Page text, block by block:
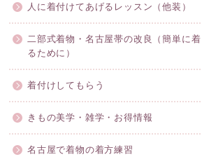
人に着付けてあげるレッスン（他装）
二部式着物・名古屋帯の改良（簡単に着
るために）
着付けしてもらう
きもの美学・雑学・お得情報
名古屋で着物の着方練習